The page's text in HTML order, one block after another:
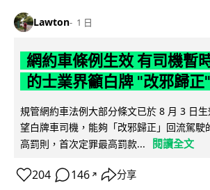
Lawton 1 日
網約車條例生效 有司機暫
的士業界籲白牌 "改邪歸正"
規管網約車法例大部分條文已於 8 月 3 日
望白牌車司機，能夠「改邪歸正」回流駕駛
高罰則，首次定罪最高罰款...
閱讀全文
204 146 ↗ 分享